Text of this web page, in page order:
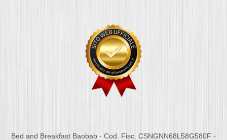
Bed and Breakfast Baobab - Cod. Fisc. CSNGNN68L58G580F -